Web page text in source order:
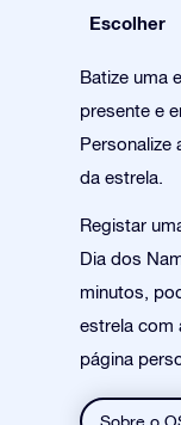
Escolher
Batize uma
presente e
Personalize
da estrela.
Registar
Dia dos
minutos,
estrela com
página